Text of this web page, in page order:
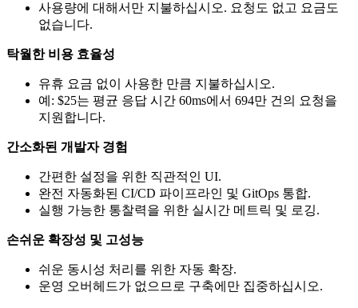
사용량에 대해서만 지불하십시오. 요청도 없고 요금도
없습니다.
탁월한 비용 효율성
유휴 요금 없이 사용한 만큼 지불하십시오.
예: $25는 평균 응답 시간 60ms에서 694만 건의 요청을
지원합니다.
간소화된 개발자 경험
간편한 설정을 위한 직관적인 UI.
완전 자동화된 CI/CD 파이프라인 및 GitOps 통합.
실행 가능한 통찰력을 위한 실시간 메트릭 및 로깅.
손쉬운 확장성 및 고성능
쉬운 동시성 처리를 위한 자동 확장.
운영 오버헤드가 없으므로 구축에만 집중하십시오.